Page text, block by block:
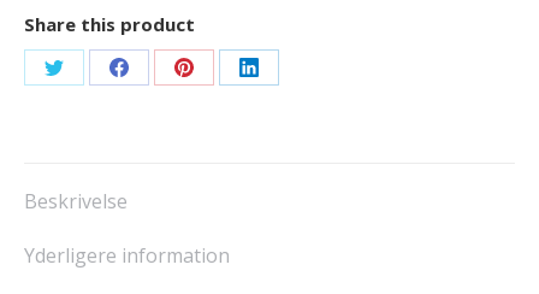
Share this product
Share Share Share Share
Beskrivelse
Yderligere information